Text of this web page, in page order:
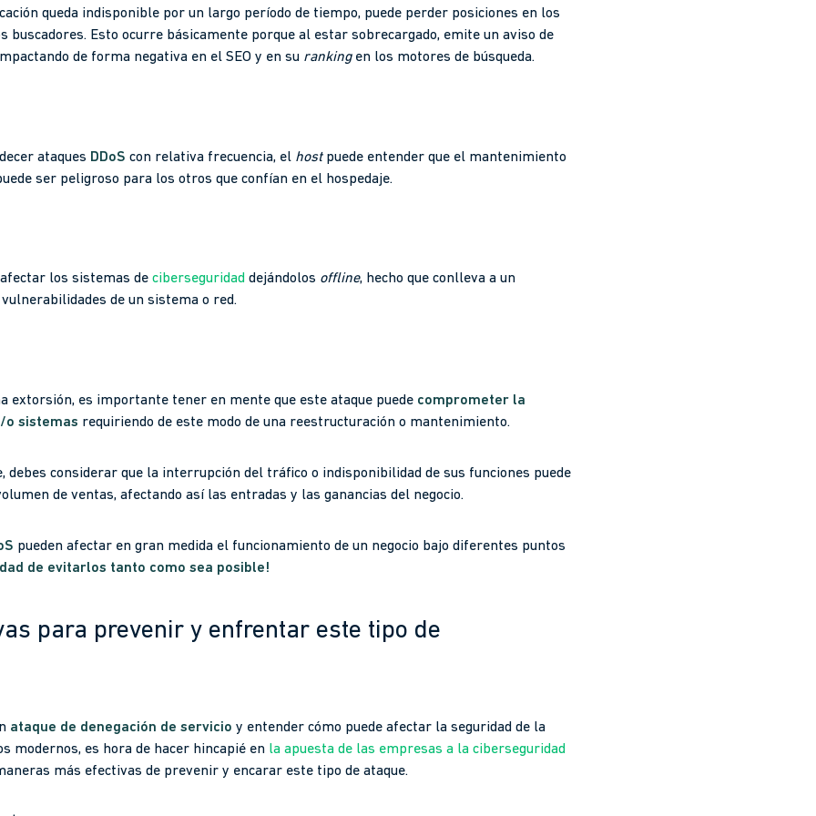
queda indisponible por un largo período de tiempo, puede perder posiciones en los
buscadores. Esto ocurre básicamente porque al estar sobrecargado, emite un aviso de
de forma negativa en el SEO y en su rankingen los motores de búsqueda.
ataques DDoS con relativa frecuencia, el hostpuede entender que el mantenimiento
ser peligroso para los otros que confían en el hospedaje.
los sistemas de ciberseguridad dejándolos offline, hecho que conlleva a un
de un sistema o red.
extorsión, es importante tener en mente que este ataque puede comprometer la
o sistemas requiriendo de este modo de una reestructuración o mantenimiento.
debes considerar que la interrupción del tráfico o indisponibilidad de sus funciones puede
de ventas, afectando así las entradas y las ganancias del negocio.
pueden afectar en gran medida el funcionamiento de un negocio bajo diferentes puntos
de evitarlos tanto como sea posible!
para prevenir y enfrentar este tipo de
ataque de denegación de servicio y entender cómo puede afectar la seguridad de la
modernos, es hora de hacer hincapié en la apuesta de las empresas a la ciberseguridad
más efectivas de prevenir y encarar este tipo de ataque.